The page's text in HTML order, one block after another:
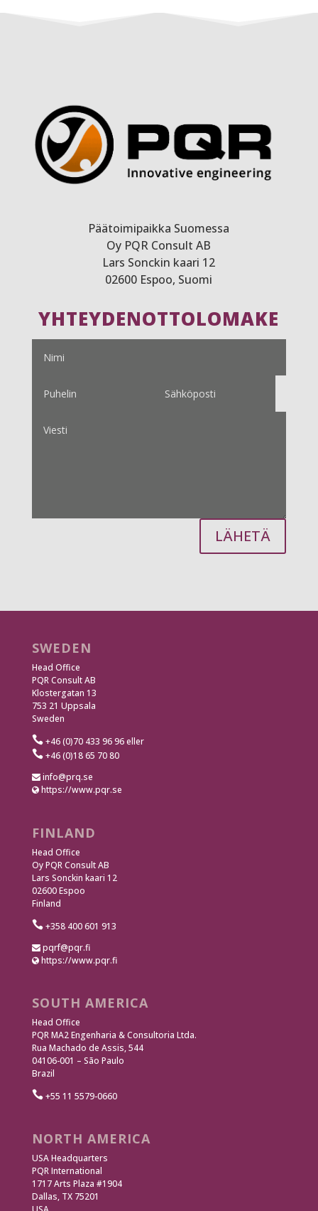
Päätoimipaikka Suomessa
Oy PQR Consult AB
Lars Sonckin kaari 12
02600 Espoo, Suomi
YHTEYDENOTTOLOMAKE
LÄHETÄ
SWEDEN
Head Office
PQR Consult AB
Klostergatan 13
753 21 Uppsala
Sweden
+46 (0)70 433 96 96 eller
+46 (0)18 65 70 80
info@prq.se
https://www.pqr.se
FINLAND
Head Office
Oy PQR Consult AB
Lars Sonckin kaari 12
02600 Espoo
Finland
+358 400 601 913
pqrf@pqr.fi
https://www.pqr.fi
SOUTH AMERICA
Head Office
PQR MA2 Engenharia & Consultoria Ltda.
Rua Machado de Assis, 544
04106-001 – São Paulo
Brazil
+55 11 5579-0660
NORTH AMERICA
USA Headquarters
PQR International
1717 Arts Plaza #1904
Dallas, TX 75201